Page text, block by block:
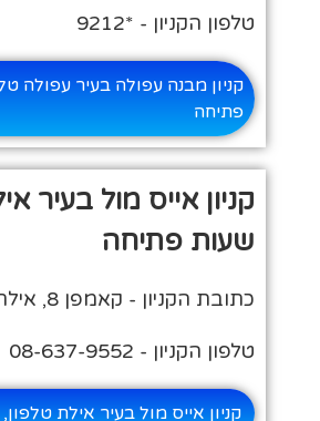
טלפון הקניון - *9212
קניון מבנה עפולה בעיר עפולה
פתיחה
קניון אייס מול בעיר
שעות פתיחה
כתובת הקניון - קאמפן 8, אילת
טלפון הקניון - 08-637-9552
קניון אייס מול בעיר אילת